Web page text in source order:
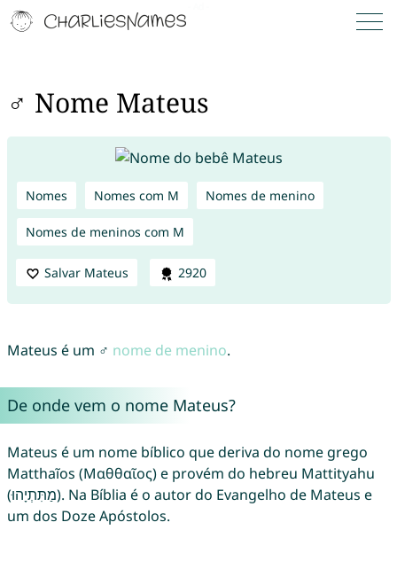
♂ Nome Mateus
Nomes Nomes com M Nomes de menino
Nomes de meninos com M
Salvar Mateus 2920
Mateus é um ♂ nome de menino.
De onde vem o nome Mateus?
Mateus é um nome bíblico que deriva do nome grego
Matthaĩos (Μαθθαῖος) e provém do hebreu Mattityahu
(מַתִּתְיָהוּ). Na Bíblia é o autor do Evangelho de Mateus e
um dos Doze Apóstolos.